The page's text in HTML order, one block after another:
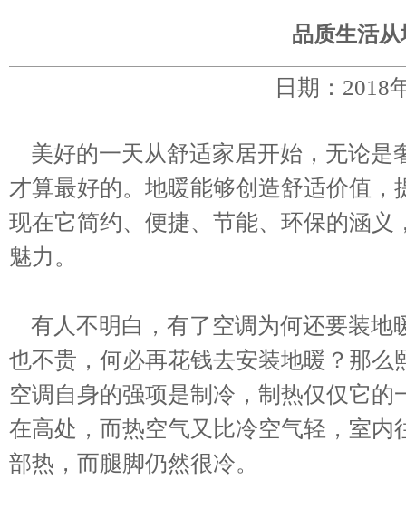
品质生活
日期：2018
美好的一天从舒适家居开始，无论是
才算最好的。地暖能够创造舒适价值
现在它简约、便捷、节能、环保的涵
魅力。
有人不明白，有了空调为何还要装地
也不贵，何必再花钱去安装地暖？那
空调自身的强项是制冷，制热仅仅它
在高处，而热空气又比冷空气轻，室
部热，而腿脚仍然很冷。